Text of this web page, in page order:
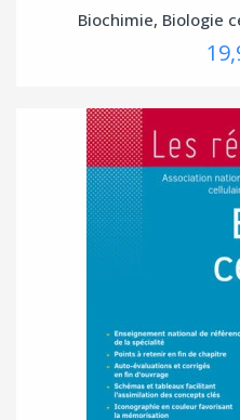
Biochimie, Biologie